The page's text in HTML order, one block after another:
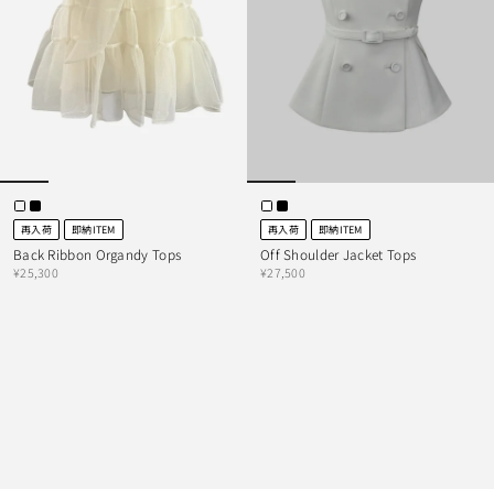
再入荷 即納ITEM
Back Ribbon Organdy Tops
¥25,300
再入荷 即納ITEM
Off Shoulder Jacket Tops
¥27,500